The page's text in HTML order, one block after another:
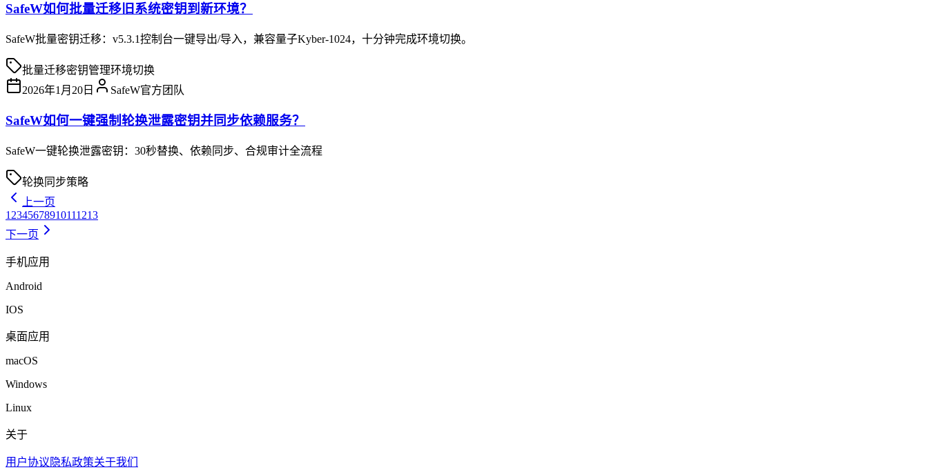
SafeW如何批量迁移旧系统密钥到新环境？
SafeW批量密钥迁移：v5.3.1控制台一键导出/导入，兼容量子Kyber-1024，十分钟完成环境切换。
批量迁移密钥管理环境切换
2026年1月20日
SafeW官方团队
SafeW如何一键强制轮换泄露密钥并同步依赖服务？
SafeW一键轮换泄露密钥：30秒替换、依赖同步、合规审计全流程
轮换同步策略
上一页
1 2345678910111213
下一页
手机应用
Android
IOS
桌面应用
macOS
Windows
Linux
关于
用户协议 隐私政策关于我们